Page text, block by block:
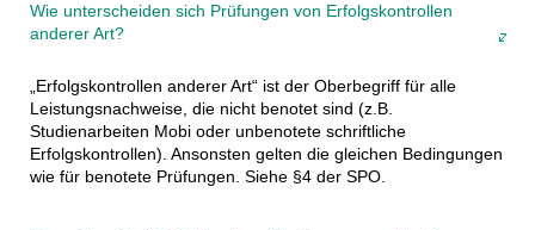
Wie unterscheiden sich Prüfungen von Erfolgskontrollen
anderer Art?
„Erfolgskontrollen anderer Art“ ist der Oberbegriff für alle
Leistungsnachweise, die nicht benotet sind (z.B.
Studienarbeiten Mobi oder unbenotete schriftliche
Erfolgskontrollen). Ansonsten gelten die gleichen Bedingungen
wie für benotete Prüfungen. Siehe §4 der SPO.